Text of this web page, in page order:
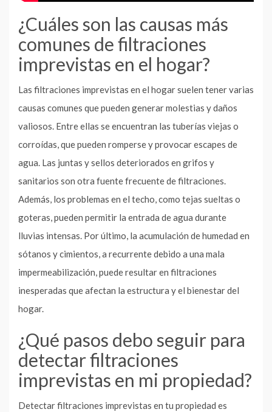
¿Cuáles son las causas más
comunes de filtraciones
imprevistas en el hogar?
Las filtraciones imprevistas en el hogar suelen tener varias
causas comunes que pueden generar molestias y daños
valiosos. Entre ellas se encuentran las tuberías viejas o
corroídas, que pueden romperse y provocar escapes de
agua. Las juntas y sellos deteriorados en grifos y
sanitarios son otra fuente frecuente de filtraciones.
Además, los problemas en el techo, como tejas sueltas o
goteras, pueden permitir la entrada de agua durante
lluvias intensas. Por último, la acumulación de humedad en
sótanos y cimientos, a recurrente debido a una mala
impermeabilización, puede resultar en filtraciones
inesperadas que afectan la estructura y el bienestar del
hogar.
¿Qué pasos debo seguir para
detectar filtraciones
imprevistas en mi propiedad?
Detectar filtraciones imprevistas en tu propiedad es